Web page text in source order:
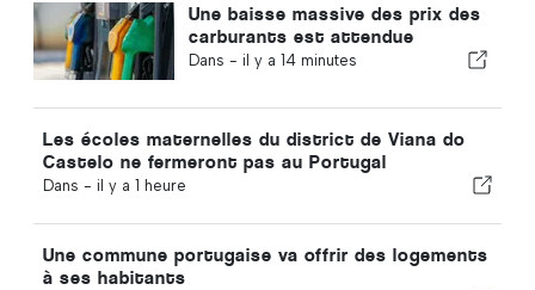
Une baisse massive des prix des
carburants est attendue
Dans - il y a 14 minutes
Les écoles maternelles du district de Viana do
Castelo ne fermeront pas au Portugal
Dans - il y a 1 heure
Une commune portugaise va offrir des logements
à ses habitants